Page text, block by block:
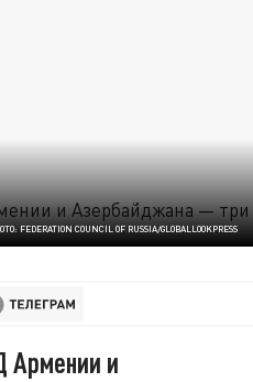
FEDERATION COUNCIL OF RUSSIA/GLOBALLOOKPRESS
Армении и